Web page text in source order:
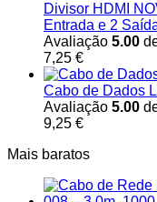
Divisor HDMI
Entrada e 2
Avaliação 5.00
7,25 €
Cabo de Dados
Avaliação 5.00
9,25 €
Mais baratos